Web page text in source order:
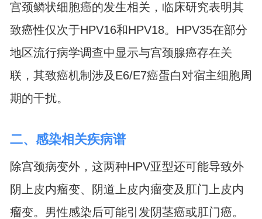
宫颈鳞状细胞癌的发生相关，临床研究表明其
致癌性仅次于HPV16和HPV18。HPV35在部分
地区流行病学调查中显示与宫颈腺癌存在关
联，其致癌机制涉及E6/E7癌蛋白对宿主细胞周
期的干扰。
二、感染相关疾病谱
除宫颈病变外，这两种HPV亚型还可能导致外
阴上皮内瘤变、阴道上皮内瘤变及肛门上皮内
瘤变。男性感染后可能引发阴茎癌或肛门癌。